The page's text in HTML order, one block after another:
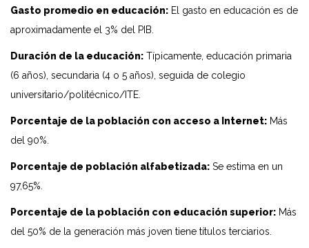
Gasto promedio en educación: El gasto en educación es de
aproximadamente el 3% del PIB.
Duración de la educación: Típicamente, educación primaria
(6 años), secundaria (4 o 5 años), seguida de colegio
universitario/politécnico/ITE.
Porcentaje de la población con acceso a Internet: Más
del 90%.
Porcentaje de población alfabetizada: Se estima en un
97,65%.
Porcentaje de la población con educación superior: Más
del 50% de la generación más joven tiene títulos terciarios.